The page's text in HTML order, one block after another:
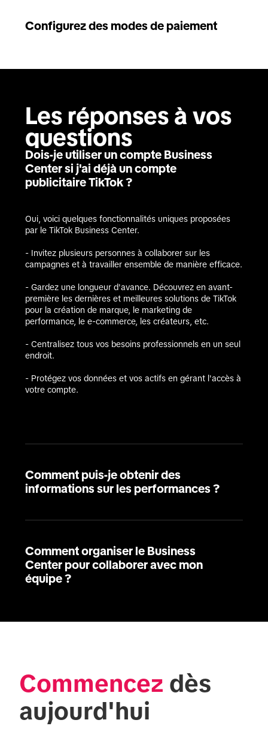
Configurez des modes de paiement
Les réponses à vos
questions
Dois-je utiliser un compte Business
Center si j'ai déjà un compte
publicitaire TikTok ?
Oui, voici quelques fonctionnalités uniques proposées
par le TikTok Business Center.
- Invitez plusieurs personnes à collaborer sur les
campagnes et à travailler ensemble de manière efficace.
- Gardez une longueur d'avance. Découvrez en avant-
première les dernières et meilleures solutions de TikTok
pour la création de marque, le marketing de
performance, le e-commerce, les créateurs, etc.
- Centralisez tous vos besoins professionnels en un seul
endroit.
- Protégez vos données et vos actifs en gérant l'accès à
votre compte.
Comment puis-je obtenir des
informations sur les performances ?
Comment organiser le Business
Center pour collaborer avec mon
équipe ?
Commencez dès
aujourd'hui